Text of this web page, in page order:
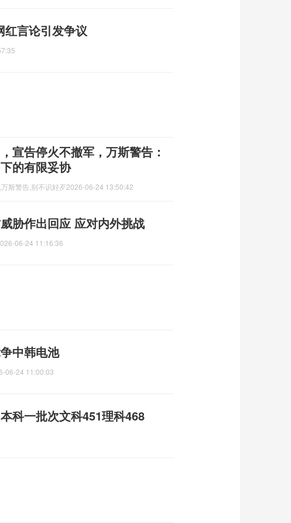
红言论引发争议
宣告停火不撤军，万斯警告：
的有限妥协
斯警告,别不识好歹2026-06-24 13:50:42
胁作出回应 应对内外挑战
06-24 11:16:36
中韩电池
06-24 11:00:03
科一批次文科451理科468